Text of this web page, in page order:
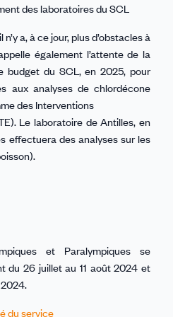
des laboratoires du SCL
a, à ce jour, plus d’obstacles à
également l’attente de la
budget du SCL, en 2025, pour
aux analyses de chlordécone
des Interventions
Le laboratoire de Antilles, en
effectuera des analyses sur les
et Paralympiques se
du 26 juillet au 11 août 2024 et
du service